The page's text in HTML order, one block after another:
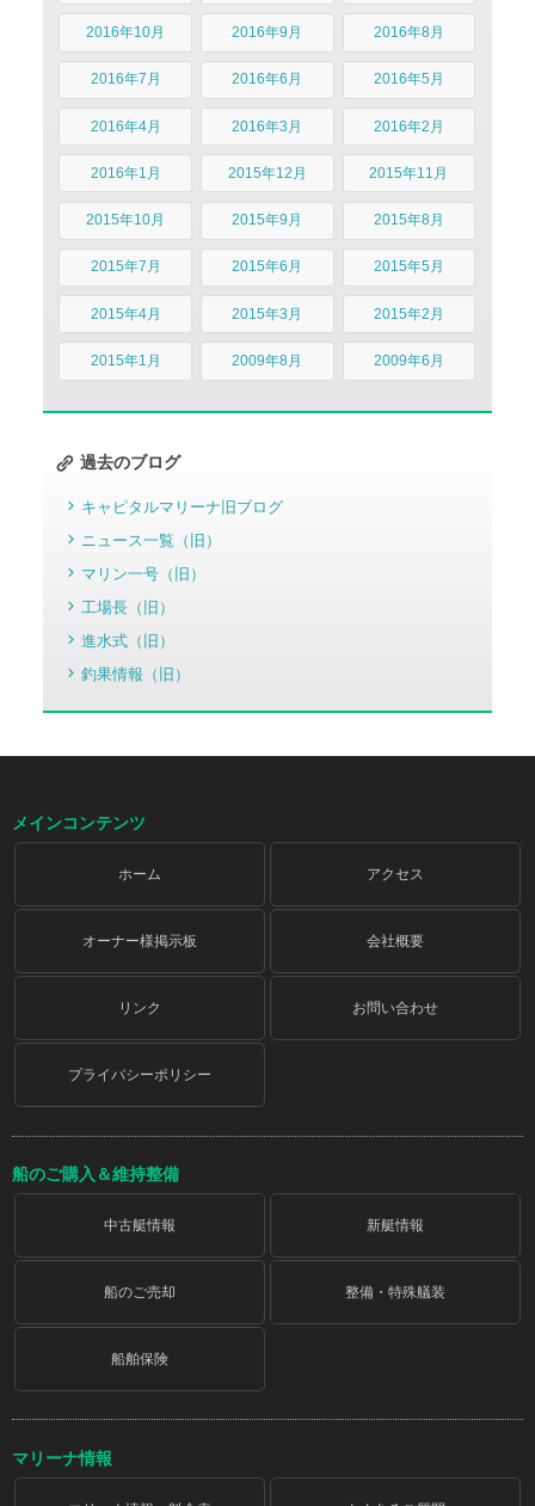
2016年10月 2016年9月 2016年8月
2016年7月 2016年6月 2016年5月
2016年4月 2016年3月 2016年2月
2016年1月 2015年12月 2015年11月
2015年10月 2015年9月 2015年8月
2015年7月 2015年6月 2015年5月
2015年4月 2015年3月 2015年2月
2015年1月 2009年8月 2009年6月
過去のブログ
キャピタルマリーナ旧ブログ
ニュース一覧（旧）
マリン一号（旧）
工場長（旧）
進水式（旧）
釣果情報（旧）
メインコンテンツ
ホーム アクセス
オーナー様掲示板 会社概要
リンク お問い合わせ
プライバシーポリシー
船のご購入＆維持整備
中古艇情報 新艇情報
船のご売却 整備・特殊艤装
船舶保険
マリーナ情報